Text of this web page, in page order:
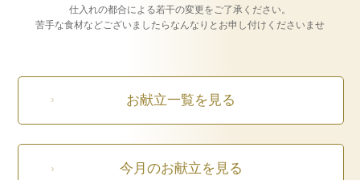
仕入れの都合による若干の変更をご了承ください。
苦手な食材などございましたらなんなりとお申し付けくださいませ
お献立一覧を見る
今月のお献立を見る